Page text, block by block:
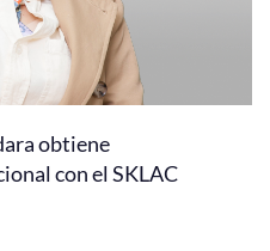
obtiene
con el SKLAC